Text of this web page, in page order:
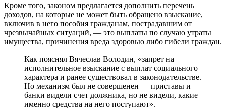
Кроме того, законом предлагается дополнить перечень
доходов, на которые не может быть обращено взыскание,
включив в него пособия гражданам, пострадавшим от
чрезвычайных ситуаций, — это выплаты по случаю утраты
имущества, причинения вреда здоровью либо гибели граждан.
Как пояснял Вячеслав Володин, «запрет на
исполнительное взыскание с выплат социального
характера и ранее существовал в законодательстве.
Но механизм был не совершенен — приставы и
банки видели счет должника, но не видели, какие
именно средства на него поступают».